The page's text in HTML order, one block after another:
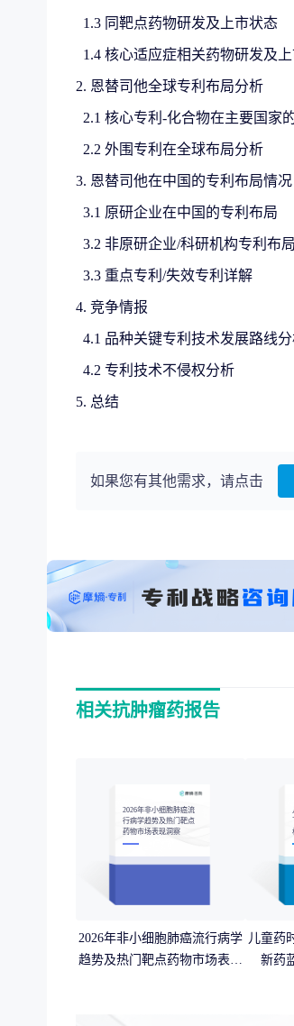
1.3 同靶点药物研发及上市状态
1.4 核心适应症相关药物研发及
2. 恩替司他全球专利布局分析
2.1 核心专利-化合物在主要国家
2.2 外围专利在全球布局分析
3. 恩替司他在中国的专利布局情况
3.1 原研企业在中国的专利布局
3.2 非原研企业/科研机构专利布局
3.3 重点专利/失效专利详解
4. 竞争情报
4.1 品种关键专利技术发展路线
4.2 专利技术不侵权分析
5. 总结
如果您有其他需求，请点击
相关抗肿瘤药报告
2026年非小细胞肺癌流
行病学趋势及热门靶点
药物市场表现洞察
2026年非小细胞肺癌流行病学
趋势及热门靶点药物市场表现
儿童药
新药